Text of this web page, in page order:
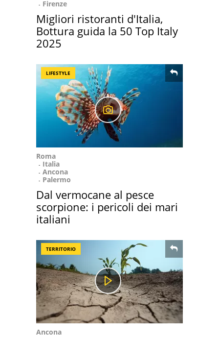
Firenze
Migliori ristoranti d'Italia,
Bottura guida la 50 Top Italy
2025
LIFESTYLE
Roma
Italia
Ancona
Palermo
Dal vermocane al pesce
scorpione: i pericoli dei mari
italiani
TERRITORIO
Ancona